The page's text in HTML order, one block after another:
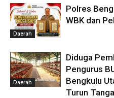
Daerah
Polres
WBK dan
Daerah
Diduga
Pengurus
Bengkulu
Turun